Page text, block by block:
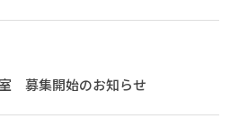
室 募集開始のお知らせ